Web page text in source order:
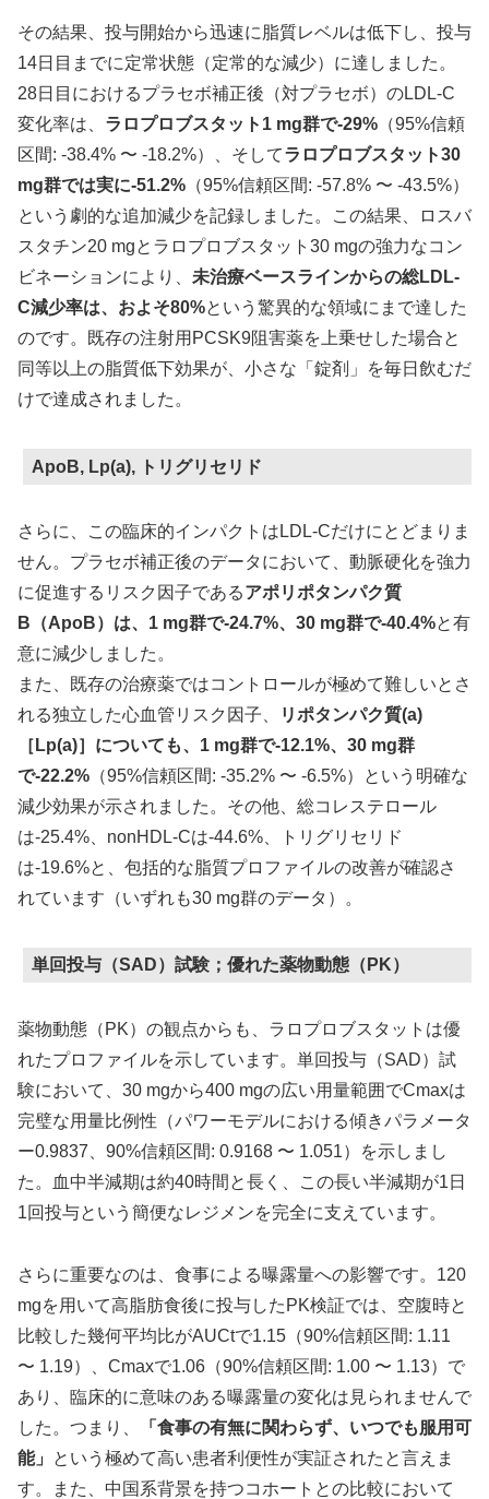
その結果、投与開始から迅速に脂質レベルは低下し、投与
14日目までに定常状態（定常的な減少）に達しました。
28日目におけるプラセボ補正後（対プラセボ）のLDL-C
変化率は、 ラロプロブスタット1 mg群で-29% （95%信頼
区間: -38.4% 〜 -18.2%）、そしてラロプロブスタット30
mg群では実に-51.2% （95%信頼区間: -57.8% 〜 -43.5%）
という劇的な追加減少を記録しました。この結果、ロスバ
スタチン20 mgとラロプロブスタット30 mgの強力なコン
ビネーションにより、 未治療ベースラインからの総LDL-
C減少率は、およそ80%という驚異的な領域にまで達した
のです。既存の注射用PCSK9阻害薬を上乗せした場合と
同等以上の脂質低下効果が、小さな「錠剤」を毎日飲むだ
けで達成されました。
ApoB, Lp(a), トリグリセリド
さらに、この臨床的インパクトはLDL-Cだけにとどまりま
せん。プラセボ補正後のデータにおいて、動脈硬化を強力
に促進するリスク因子であるアポリポタンパク質
B（ApoB）は、1 mg群で-24.7%、30 mg群で-40.4%と有
意に減少しました。
また、既存の治療薬ではコントロールが極めて難しいとさ
れる独立した心血管リスク因子、
リポタンパク質(a)
［Lp(a)］についても、1 mg群で-12.1%、30 mg群
で-22.2% （95%信頼区間: -35.2% 〜 -6.5%）という明確な
減少効果が示されました。その他、総コレステロール
は-25.4%、nonHDL-Cは-44.6%、トリグリセリド
は-19.6%と、包括的な脂質プロファイルの改善が確認さ
れています（いずれも30 mg群のデータ）。
単回投与（SAD）試験；優れた薬物動態（PK）
薬物動態（PK）の観点からも、ラロプロブスタットは優
れたプロファイルを示しています。単回投与（SAD）試
験において、30 mgから400 mgの広い用量範囲でCmaxは
完璧な用量比例性（パワーモデルにおける傾きパラメータ
ー0.9837、90%信頼区間: 0.9168 〜 1.051）を示しまし
た。血中半減期は約40時間と長く、この長い半減期が1日
1回投与という簡便なレジメンを完全に支えています。
さらに重要なのは、食事による曝露量への影響です。120
mgを用いて高脂肪食後に投与したPK検証では、空腹時と
比較した幾何平均比がAUCtで1.15（90%信頼区間: 1.11
〜 1.19）、Cmaxで1.06（90%信頼区間: 1.00 〜 1.13）で
あり、臨床的に意味のある曝露量の変化は見られませんで
した。つまり、
「食事の有無に関わらず、いつでも服用可
能」
という極めて高い患者利便性が実証されたと言えま
す。また、中国系背景を持つコホートとの比較において